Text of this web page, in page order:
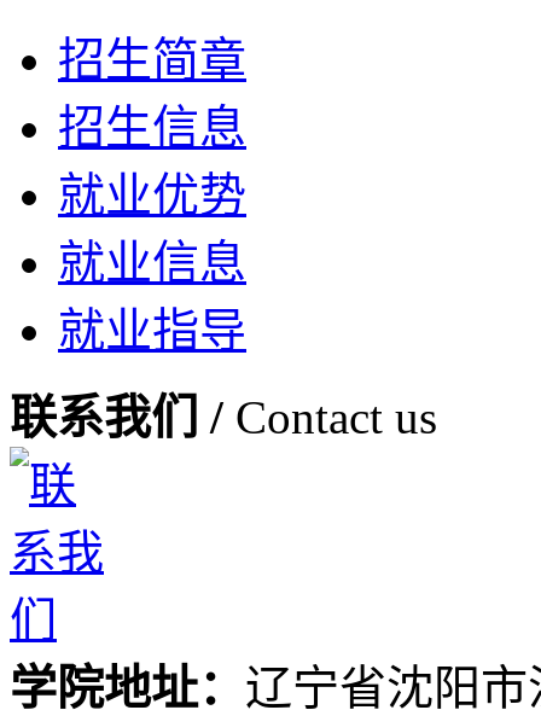
招生简章
招生信息
就业优势
就业信息
就业指导
联系我们 / Contact us
学院地址： 辽宁省沈阳